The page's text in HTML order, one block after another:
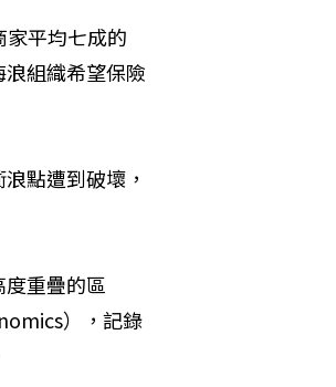
平均七成的
組織希望保險
點遭到破壞，
重疊的區
），記錄